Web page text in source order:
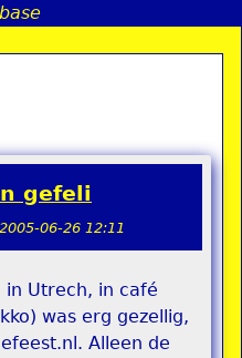
gefeli
06-26 12:11
Utrech, in café
was erg gezellig,
Alleen de